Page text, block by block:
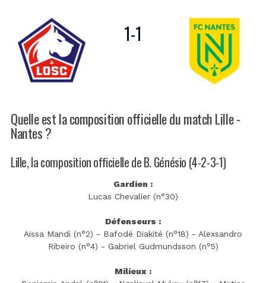
1-1
Quelle est la composition officielle du match Lille -
Nantes ?
Lille, la composition officielle de B. Génésio (4-2-3-1)
Gardien :
Lucas Chevalier (n°30)
Défenseurs :
Aïssa Mandi (n°2) - Bafodé Diakité (n°18) - Alexsandro
Ribeiro (n°4) - Gabriel Gudmundsson (n°5)
Milieux :